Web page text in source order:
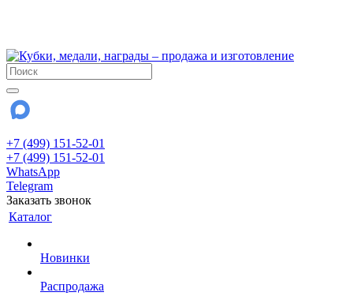
+7 (499) 151-52-01
+7 (499) 151-52-01
WhatsApp
Telegram
Заказать звонок
Каталог
Новинки
Распродажа